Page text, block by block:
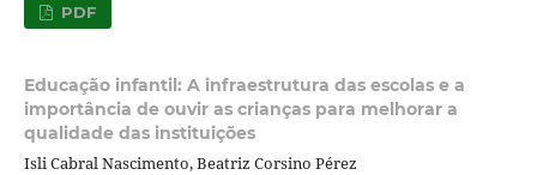
PDF
Educação infantil: A infraestrutura das escolas e a
importância de ouvir as crianças para melhorar a
qualidade das instituições
Isli Cabral Nascimento, Beatriz Corsino Pérez